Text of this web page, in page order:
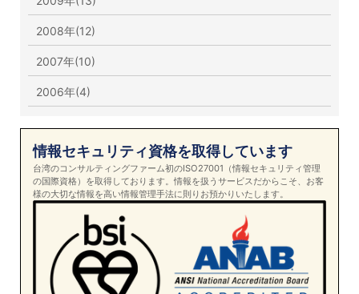
2008年(12)
2007年(10)
2006年(4)
情報セキュリティ資格を取得しています
台湾のコンサルティングファーム初のISO27001（情報セキュリティ管理
の国際資格）を取得しております。情報を扱うサービスだからこそ、お客
様の大切な情報を高い情報管理手法に則りお預かりいたします。